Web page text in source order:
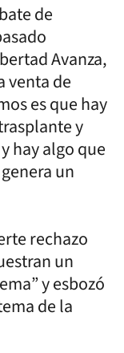
de
Avanza,
venta de
es que hay
y
hay algo que
un
rechazo
un
y esbozó
de la